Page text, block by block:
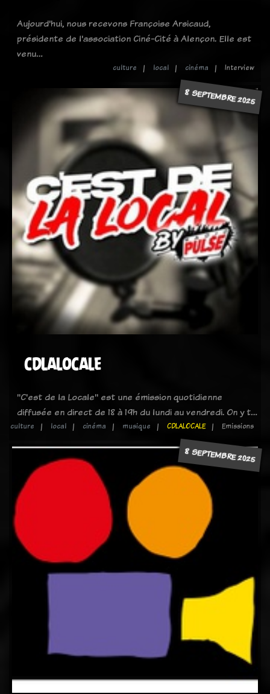
Aujourd'hui, nous recevons Françoise Arsicaud,
présidente de l'association Ciné-Cité à Alençon. Elle est
venu…
culture local cinéma Interview
8 SEPTEMBRE 2025
CDLALOCALE
"C'est de la Locale" est une émission quotidienne
diffusée en direct de 18 à 19h du lundi au vendredi. On y t…
culture local cinéma musique CDLALOCALE Emissions
8 SEPTEMBRE 2025